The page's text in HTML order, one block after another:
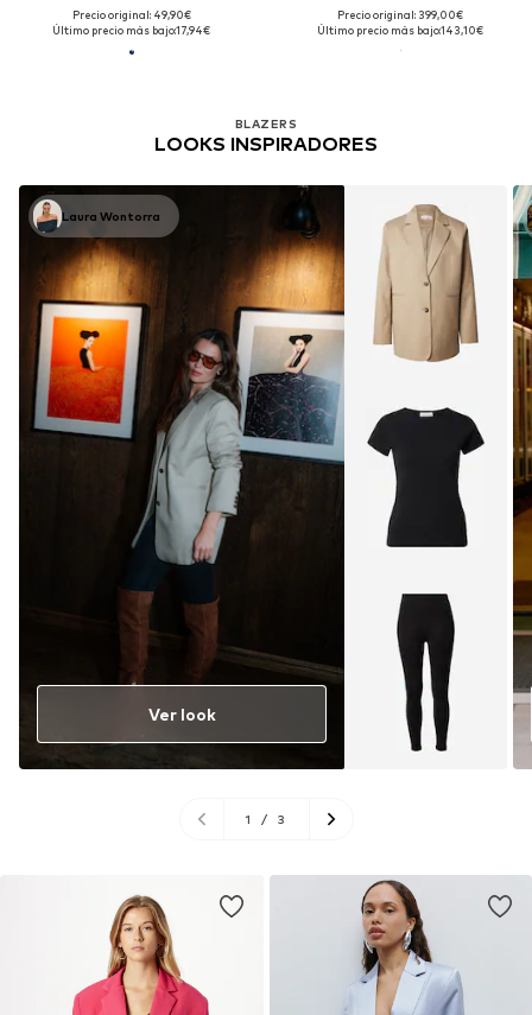
Precio original: 49,90€
Último precio más bajo:17,94€
Precio original: 399,00€
Último precio más bajo:143,10€
BLAZERS
LOOKS INSPIRADORES
Laura Wontorra
Ver look
1 / 3